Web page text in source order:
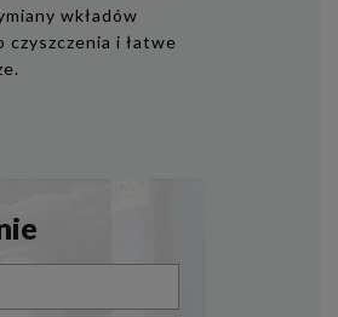
wkładów
i łatwe